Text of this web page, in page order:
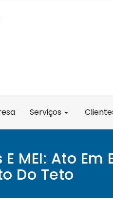
Serviços
MEI: Ato
Do Teto